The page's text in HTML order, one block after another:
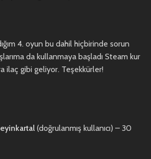
4. oyun bu dahil hiçbirinde sorun
da kullanmaya başladı Steam kur
ilaç gibi geliyor. Teşekkürler!
(doğrulanmış kullanıcı) – 30